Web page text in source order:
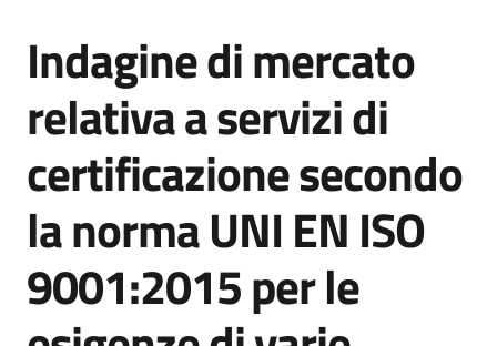
strumenti
Supporto
Piattaforme
telematiche
Salta al contenuto
Indagine di mercato
relativa a servizi di
certificazione secondo
la norma UNI EN ISO
9001:2015 per le